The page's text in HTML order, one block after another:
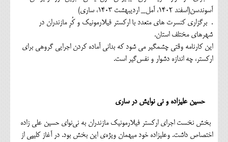
آسوندسن(اسفند ۱۴۰۲، آمل_ اردیبهشت ۱۴۰۳، ساری)
. برگزاری کنسرت های متعدد با ارکستر فیلارمونیک و کُرِ مازندران در
شهرهای مختلف استان.
این کارنامه وقتی چشمگیر می شود که بدانی آماده کردن اجرایی گروهی برای
ارکستر، چه اندازه دشوار و نفس‌گیر است.
حسین علیزاده و نی نوایش در ساری
بخش نخست اجرای ارکستر فیلارمونیک مازندران به نی‌نوای حسین علی زاده
اختصاص داشت. وعلیزاده خود میهمان ویژه‌ی این بخش بود. در آغاز کلیپی از